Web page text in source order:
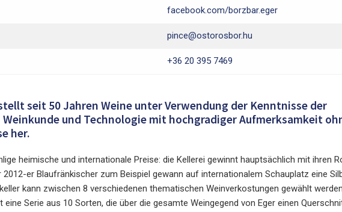
facebook.com/borzbar.eger
pince@ostorosbor.hu
+36 20 395 7469
seit 50 Jahren Weine unter Verwendung der Kenntnisse der
und Technologie mit hochgradiger Aufmerksamkeit
her.
heimische und internationale Preise: die Kellerei gewinnt hauptsächlich mit ihren
2012-er Blaufränkischer zum Beispiel gewann auf internationalem Schauplatz eine
kann zwischen 8 verschiedenen thematischen Weinverkostungen gewählt
Serie aus 10 Sorten, die über die gesamte Weingegend von Eger einen